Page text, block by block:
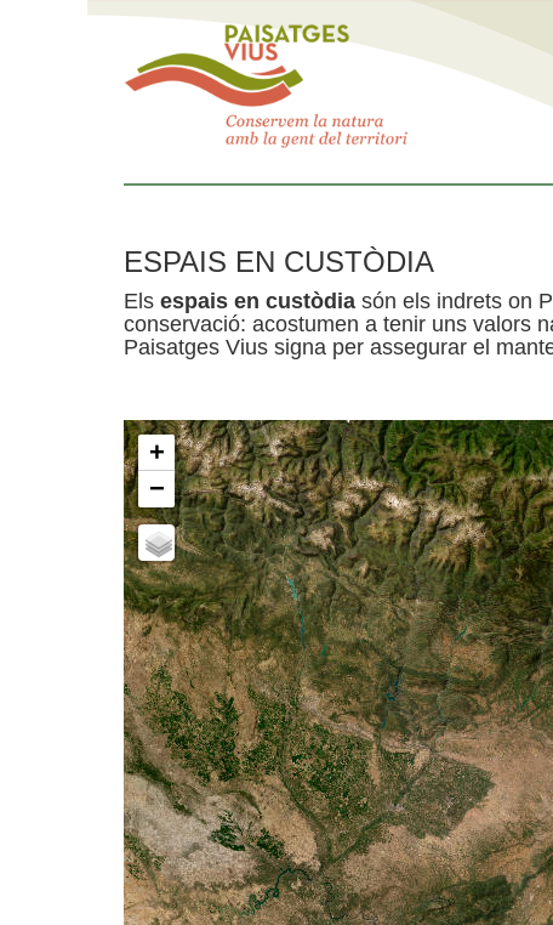
ESPAIS EN CUSTÒDIA
Els espais en custòdia són els indrets on
conservació: acostumen a tenir uns valors
Paisatges Vius signa per assegurar el
+
−